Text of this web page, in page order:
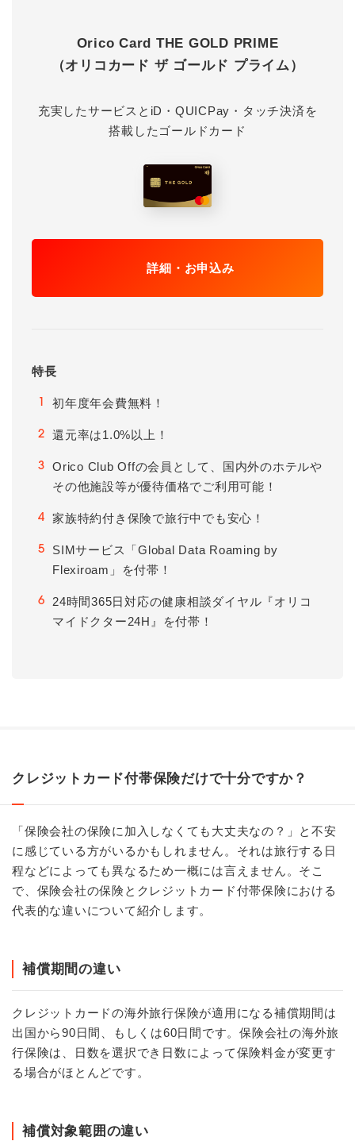
Orico Card THE GOLD PRIME
（オリコカード ザ ゴールド プライム）
充実したサービスとiD・QUICPay・タッチ決済を
搭載したゴールドカード
詳細・お申込み
特長
1 初年度年会費無料！
2 還元率は1.0%以上！
3
Orico Club Offの会員として、国内外のホテルや
その他施設等が優待価格でご利用可能！
4 家族特約付き保険で旅行中でも安心！
5
SIMサービス「Global Data Roaming by
Flexiroam」を付帯！
6
24時間365日対応の健康相談ダイヤル『オリコ
マイドクター24H』を付帯！
クレジットカード付帯保険だけで十分ですか？
「保険会社の保険に加入しなくても大丈夫なの？」と不安
に感じている方がいるかもしれません。それは旅行する日
程などによっても異なるため一概には言えません。そこ
で、保険会社の保険とクレジットカード付帯保険における
代表的な違いについて紹介します。
補償期間の違い
クレジットカードの海外旅行保険が適用になる補償期間は
出国から90日間、もしくは60日間です。保険会社の海外旅
行保険は、日数を選択でき日数によって保険料金が変更す
る場合がほとんどです。
補償対象範囲の違い